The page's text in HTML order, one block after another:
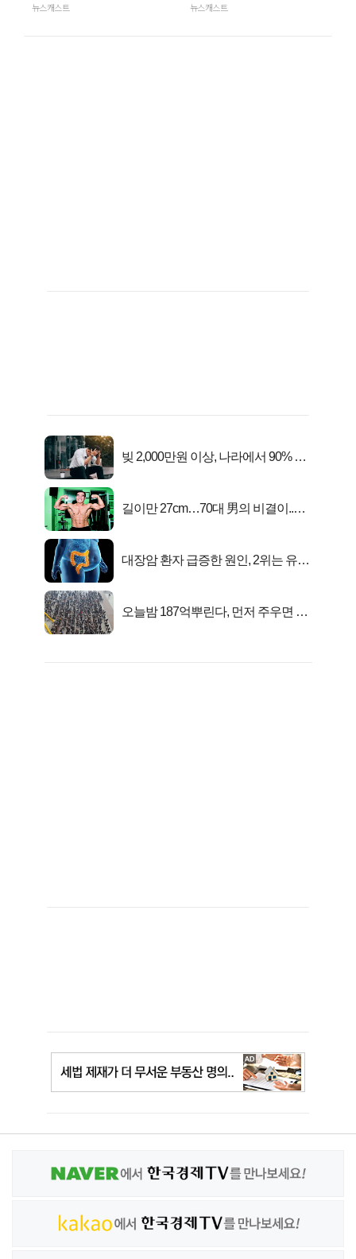
뉴스캐스트 뉴스캐스트
빚 2,000만원 이상, 나라에서 90% 갚
길이만 27cm…70대 男의 비결이..충
대장암 환자 급증한 원인, 2위는 유산
오늘밤 187억뿌린다, 먼저 주우면 최